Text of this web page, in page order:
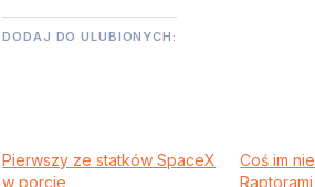
DODAJ DO ULUBIONYCH:
Pierwszy ze statków SpaceX
w porcie
Coś im
Raptorami